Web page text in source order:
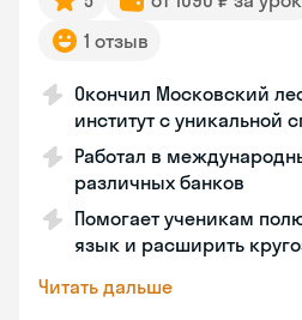
1 отзыв
Окончил Московский
институт с уникальной
Работал в
различных банков
Помогает ученикам
язык и расширить
Читать дальше